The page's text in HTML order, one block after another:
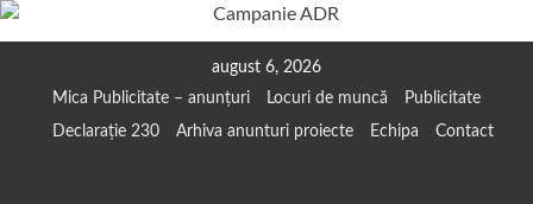
august 6, 2026
Mica Publicitate – anunțuri
Locuri de muncă
Publicitate
Declarație 230
Arhiva anunturi proiecte Echipa Contact